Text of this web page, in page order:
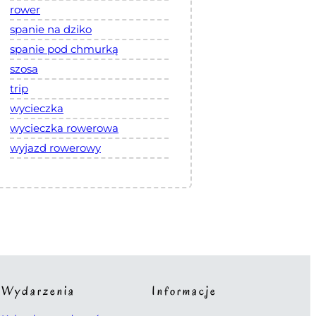
rower
spanie na dziko
spanie pod chmurką
szosa
trip
wycieczka
wycieczka rowerowa
wyjazd rowerowy
Wydarzenia Informacje